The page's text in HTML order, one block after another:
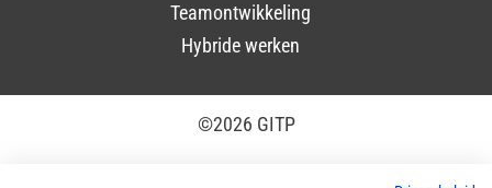
Teamontwikkeling
Hybride werken
©2026 GITP